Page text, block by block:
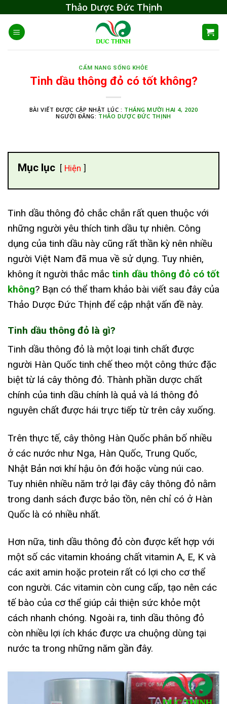
content
Thảo Dược Đức Thịnh
CẨM NANG SỐNG KHỎE
Tinh dầu thông đỏ có tốt không?
BÀI VIẾT ĐƯỢC CẬP NHẬT LÚC : THÁNG MƯỜI HAI 4, 2020
NGƯỜI ĐĂNG: THẢO DƯỢC ĐỨC THỊNH
Mục lục Hiện
Tinh dầu thông đỏ chắc chắn rất quen thuộc với
những người yêu thích tinh dầu tự nhiên. Công
dụng của tinh dầu này cũng rất thần kỳ nên nhiều
người Việt Nam đã mua về sử dụng. Tuy nhiên,
không ít người thắc mắc tinh dầu thông đỏ có tốt
không? Bạn có thể tham khảo bài viết sau đây của
Thảo Dược Đức Thịnh để cập nhật vấn đề này.
Tinh dầu thông đỏ là gì?
Tinh dầu thông đỏ là một loại tinh chất được
người Hàn Quốc tinh chế theo một công thức đặc
biệt từ lá cây thông đỏ. Thành phần dược chất
chính của tinh dầu chính là quả và lá thông đỏ
nguyên chất được hái trực tiếp từ trên cây xuống.
Trên thực tế, cây thông Hàn Quốc phân bố nhiều
ở các nước như Nga, Hàn Quốc, Trung Quốc,
Nhật Bản nơi khí hậu ôn đới hoặc vùng núi cao.
Tuy nhiên nhiều năm trở lại đây cây thông đỏ nằm
trong danh sách được bảo tồn, nên chỉ có ở Hàn
Quốc là có nhiều nhất.
Hơn nữa, tinh dầu thông đỏ còn được kết hợp với
một số các vitamin khoáng chất vitamin A, E, K và
các axit amin hoặc protein rất có lợi cho cơ thể
con người. Các vitamin còn cung cấp, tạo nên các
tế bào của cơ thể giúp cải thiện sức khỏe một
cách nhanh chóng. Ngoài ra, tinh dầu thông đỏ
còn nhiều lợi ích khác được ưa chuộng dùng tại
nước ta trong những năm gần đây.